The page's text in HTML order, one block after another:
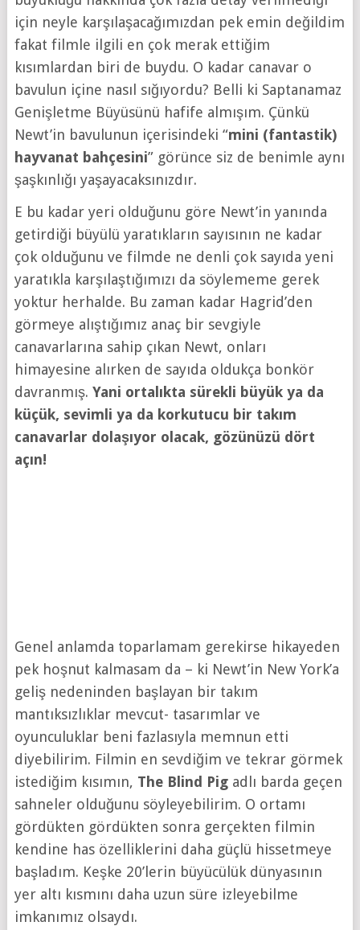
için neyle karşılaşacağımızdan pek emin değildim
fakat filmle ilgili en çok merak ettiğim
kısımlardan biri de buydu. O kadar canavar o
bavulun içine nasıl sığıyordu? Belli ki Saptanamaz
Genişletme Büyüsünü hafife almışım. Çünkü
Newt’in bavulunun içerisindeki “mini (fantastik)
hayvanat bahçesini” görünce siz de benimle aynı
şaşkınlığı yaşayacaksınızdır.
E bu kadar yeri olduğunu göre Newt’in yanında
getirdiği büyülü yaratıkların sayısının ne kadar
çok olduğunu ve filmde ne denli çok sayıda yeni
yaratıkla karşılaştığımızı da söylememe gerek
yoktur herhalde. Bu zaman kadar Hagrid’den
görmeye alıştığımız anaç bir sevgiyle
canavarlarına sahip çıkan Newt, onları
himayesine alırken de sayıda oldukça bonkör
davranmış. Yani ortalıkta sürekli büyük ya da
küçük, sevimli ya da korkutucu bir takım
canavarlar dolaşıyor olacak, gözünüzü dört
açın!
Genel anlamda toparlamam gerekirse hikayeden
pek hoşnut kalmasam da – ki Newt’in New York’a
geliş nedeninden başlayan bir takım
mantıksızlıklar mevcut- tasarımlar ve
oyunculuklar beni fazlasıyla memnun etti
diyebilirim. Filmin en sevdiğim ve tekrar görmek
istediğim kısımın, The Blind Pigadlı barda geçen
sahneler olduğunu söyleyebilirim. O ortamı
gördükten gördükten sonra gerçekten filmin
kendine has özelliklerini daha güçlü hissetmeye
başladım. Keşke 20’lerin büyücülük dünyasının
yer altı kısmını daha uzun süre izleyebilme
imkanımız olsaydı.